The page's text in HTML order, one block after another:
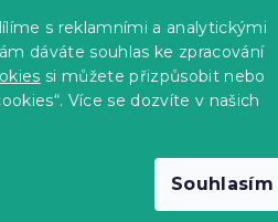
s reklamními a analytickými
dáváte souhlas ke zpracování
si můžete přizpůsobit nebo
Více se dozvíte v našich
Souhlasím
bulguremve velké míse.
citronu, sůl a pepř dle chuti,